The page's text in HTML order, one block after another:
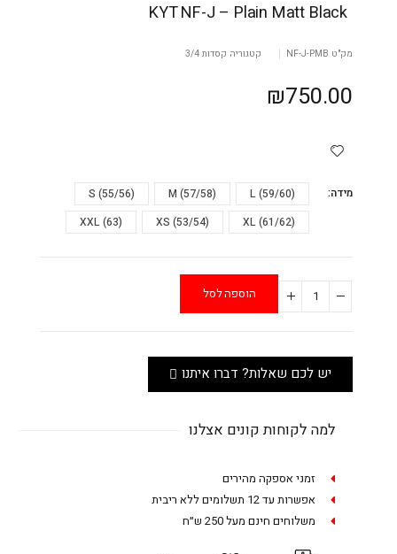
KYT NF-J – Plain Matt Black
מק"ט NF-J-PMB קטגוריה קסדות 3/4
₪750.00
מידה L (59/60)
M (57/58)
S (55/56)
XL (61/62)
XS (53/54)
XXL (63)
הוספה לסל
יש לכם שאלות? דברו איתנו
למה לקוחות קונים אצלנו
זמני אספקה מהירים
אפשרות עד 12 תשלומים ללא ריבית
משלוחים חינם מעל 250 ש״ח